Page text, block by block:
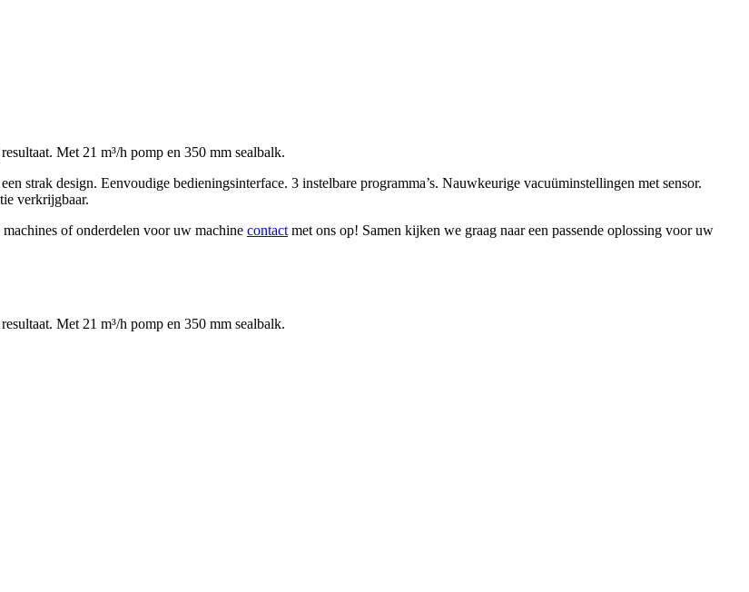
Met 21 m³/h pomp en 350 mm sealbalk.
strak design. Eenvoudige bedieningsinterface. 3 instelbare programma’s. Nauwkeurige vacuüminstellingen met sensor.
verkrijgbaar.
of onderdelen voor uw machine contact met ons op! Samen kijken we graag naar een passende oplossing voor uw
Met 21 m³/h pomp en 350 mm sealbalk.